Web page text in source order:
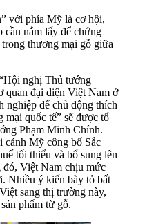
với phía Mỹ là cơ hội,
cần nắm lấy để chứng
thương mại gỗ giữa
nghị Thủ tướng
quan đại diện Việt Nam ở
nghiệp để chủ động thích
quốc tế” sẽ được tổ
Phạm Minh Chính.
Mỹ công bố Sắc
tối thiểu và bổ sung lên
đó, Việt Nam chịu mức
Nhiều ý kiến bày tỏ bất
sang thị trường này,
phẩm từ gỗ.